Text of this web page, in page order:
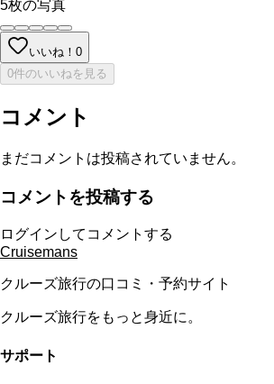
5枚の写真
いいね！ 0
0件のいいねを見る
コメント
まだコメントは投稿されていません。
コメントを投稿する
ログインしてコメントする
Cruisemans
クルーズ旅行の口コミ・予約サイト
クルーズ旅行をもっと身近に。
サポート